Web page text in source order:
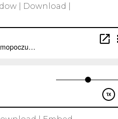
| Download |